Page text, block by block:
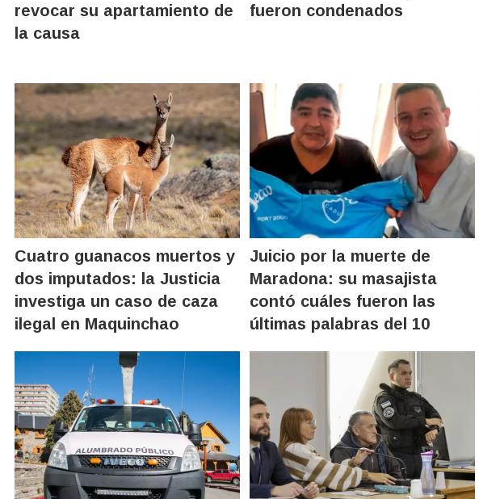
revocar su apartamiento de
la causa
fueron condenados
Cuatro guanacos muertos y
dos imputados: la Justicia
investiga un caso de caza
ilegal en Maquinchao
Juicio por la muerte de
Maradona: su masajista
contó cuáles fueron las
últimas palabras del 10